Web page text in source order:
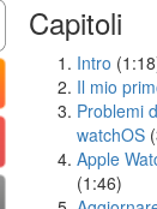
Capitoli
Intro
Il mio
Problemi
watchOS
Apple
(1:46)